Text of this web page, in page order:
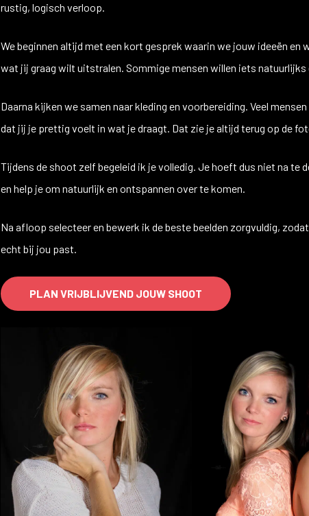
rustig, logisch verloop.
We beginnen altijd met een kort gesprek waarin we jouw ideeën en
wat jij graag wilt uitstralen. Sommige mensen willen iets
Daarna kijken we samen naar kleding en voorbereiding. Veel
dat jij je prettig voelt in wat je draagt. Dat zie je altijd terug op de
Tijdens de shoot zelf begeleid ik je volledig. Je hoeft dus niet na
en help je om natuurlijk en ontspannen over te komen.
Na afloop selecteer en bewerk ik de beste beelden zorgvuldig,
echt bij jou past.
PLAN VRIJBLIJVEND JOUW SHOOT